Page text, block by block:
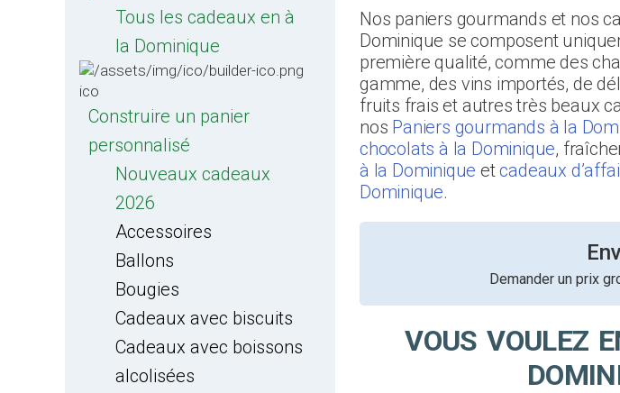
Tous les cadeaux en à
la Dominique
Construire un panier
personnalisé
Nouveaux cadeaux
2026
Accessoires
Ballons
Bougies
Cadeaux avec biscuits
Cadeaux avec boissons
alcolisées
Nos paniers gourmands et nos
Dominique se composent
première qualité, comme des
gamme, des vins importés, de
fruits frais et autres très beaux
nos Paniers gourmands à la
chocolats à la Dominique,
à la Dominique etcadeaux
Dominique.
Demander un prix
VOUS VOULEZ